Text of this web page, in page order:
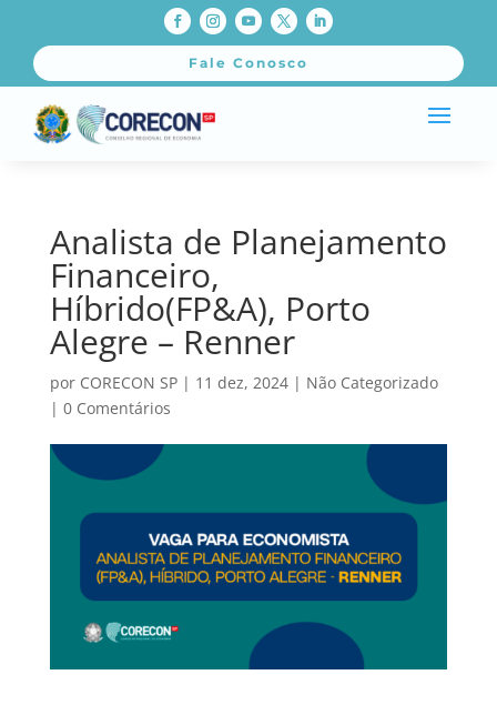
Fale Conosco
Analista de Planejamento
Financeiro,
Híbrido(FP&A), Porto
Alegre – Renner
por CORECON SP| 11 dez, 2024| Não Categorizado
| 0 Comentários